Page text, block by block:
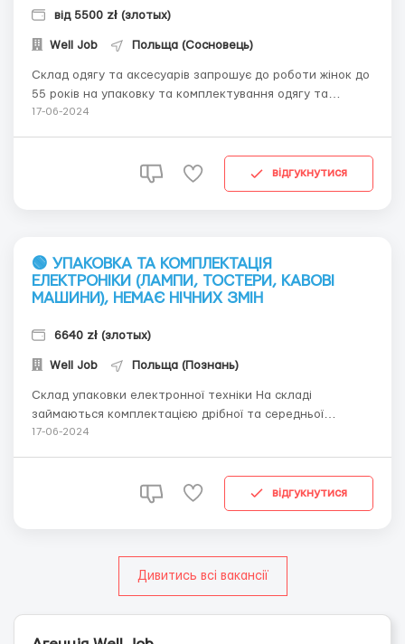
від 5500 zł (злотых)
Well Job Польща (Сосновець)
Склад одягу та аксесуарів запрошує до роботи жінок до
55 років на упаковку та комплектування одягу та
аксесуарів відомих брендів.Місцезнаходження складу:
працевлаштуванняОфіційна роботаНадаємо
17-06-2024
відгукнутися
🟢 УПАКОВКА ТА КОМПЛЕКТАЦІЯ
ЕЛЕКТРОНІКИ (ЛАМПИ, ТОСТЕРИ, КАВОВІ
МАШИНИ), НЕМАЄ НІЧНИХ ЗМІН
6640 zł (злотых)
Well Job Польща (Познань)
Склад упаковки електронної техніки На складі
займаються комплектацією дрібної та середньої
електронної техніки для дому - дрібні світильники,
робити:- комплектація товарів згідно із замовленнями,-
17-06-2024
відгукнутися
Дивитись всі вакансії